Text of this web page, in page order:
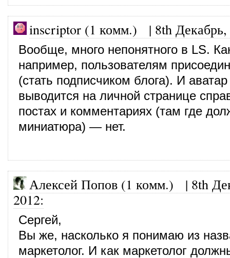
inscriptor (1 комм.) | 8th
Вообще, много непонятного в LS.
например, пользователям
(стать подписчиком блога). И аватар
выводится на личной странице
постах и комментариях (там где
миниатюра) — нет.
Алексей Попов (1 комм.) | 8th
2012:
Сергей,
Вы же, насколько я понимаю из
маркетолог. И как маркетолог